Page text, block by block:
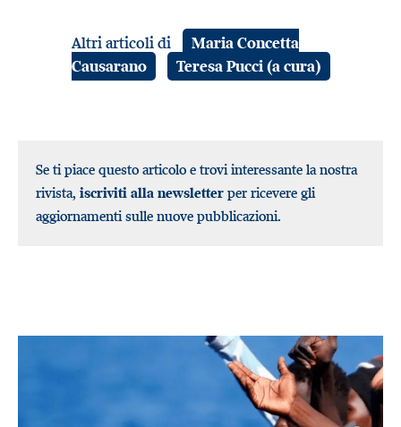
Altri articoli di
Maria Concetta
Causarano
Teresa Pucci (a cura)
Se ti piace questo articolo e trovi interessante la nostra
rivista, iscriviti alla newsletter per ricevere gli
aggiornamenti sulle nuove pubblicazioni.